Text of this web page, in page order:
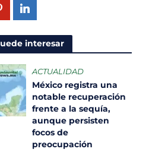
interesar
ACTUALIDAD
México registra una
notable recuperación
frente a la sequía,
aunque persisten
focos de
preocupación